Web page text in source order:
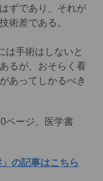
ずであり、それが
術差である。
手術はしないと
るが、おそらく看
あってしかるべき
ページ、医学書
の記事はこちら